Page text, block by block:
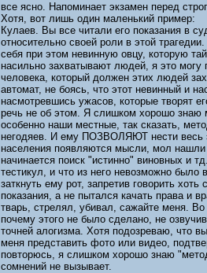
все ясно. Напоминает экзамен перед
Хотя, вот лишь один маленький пример:
Кулаев. Вы все читали его показания в
относительно своей роли в этой
себя при этом невинную овцу, которую
насильно захватывают людей, я это могу
человека, который должен этих людей
автомат, не боясь, что этот невинный и
насмотревшись ужасов, которые творят
речь не об этом. Я слишком хорошо знаю
особенно наши местные, так сказать,
негодяев. И ему ПОЗВОЛЯЮТ нести весь
населения появляются мысли, мол нашли
начинается поиск "истинно" виновных и
тестикул, и что из него невозможно было
заткнуть ему рот, запретив говорить
показания, а не пытался качать права и
тварь, стрелял, убивал, сажайте меня.
почему этого не было сделано, не
точней алогизма. Хотя подозреваю, что
меня представить фото или видео,
повторюсь, я слишком хорошо знаю
сомнений не вызывает.